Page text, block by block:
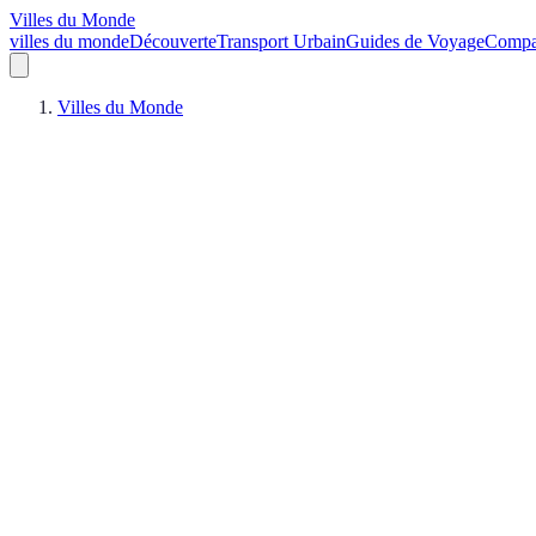
Villes du Monde
villes du mondeDécouverteTransport UrbainGuides de Voyage
Villes du Monde